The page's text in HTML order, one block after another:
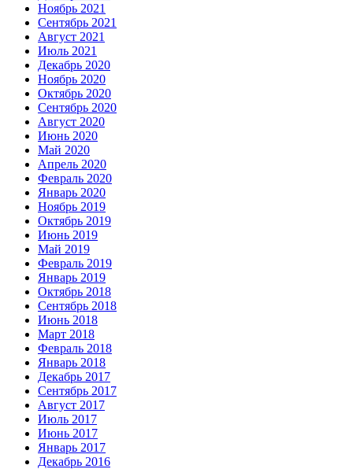
Ноябрь 2021
Сентябрь 2021
Август 2021
Июль 2021
Декабрь 2020
Ноябрь 2020
Октябрь 2020
Сентябрь 2020
Август 2020
Июнь 2020
Май 2020
Апрель 2020
Февраль 2020
Январь 2020
Ноябрь 2019
Октябрь 2019
Июнь 2019
Май 2019
Февраль 2019
Январь 2019
Октябрь 2018
Сентябрь 2018
Июнь 2018
Март 2018
Февраль 2018
Январь 2018
Декабрь 2017
Сентябрь 2017
Август 2017
Июль 2017
Июнь 2017
Январь 2017
Декабрь 2016